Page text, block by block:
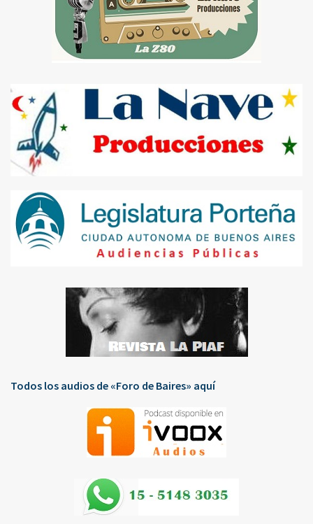
Todos los audios de «Foro de Baires» aquí